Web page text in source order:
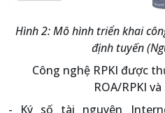
Hình 2: Mô hình triển khai
định tuyến
Công nghệ RPKI được
ROA/RPKI
- Ký số tài nguyên